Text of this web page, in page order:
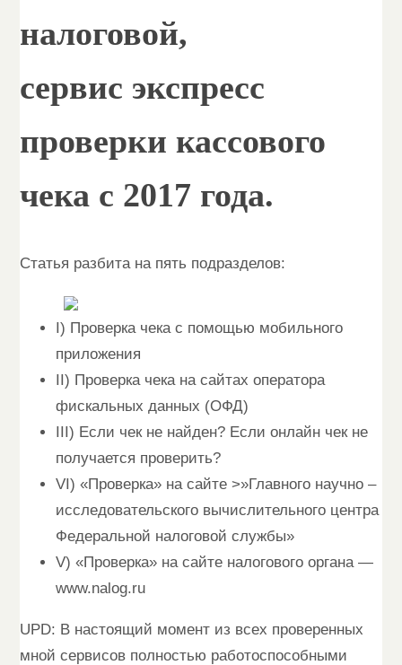
налоговой,
сервис экспресс
проверки кассового
чека с 2017 года.
Статья разбита на пять подразделов:
I) Проверка чека с помощью мобильного
приложения
II) Проверка чека на сайтах оператора
фискальных данных (ОФД)
III) Если чек не найден? Если онлайн чек не
получается проверить?
VI) «Проверка» на сайте >»Главного научно –
исследовательского вычислительного центра
Федеральной налоговой службы»
V) «Проверка» на сайте налогового органа —
www.nalog.ru
UPD: В настоящий момент из всех проверенных
мной сервисов полностью работоспособными